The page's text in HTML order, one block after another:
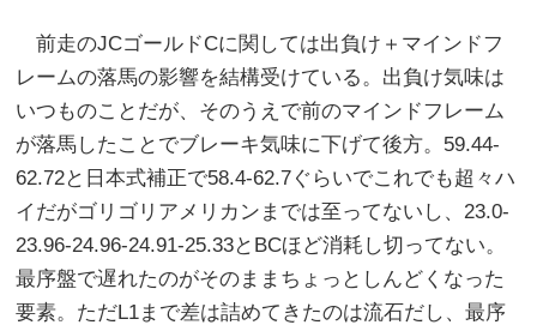
前走のJCゴールドCに関しては出負け＋マインドフ
レームの落馬の影響を結構受けている。出負け気味は
いつものことだが、そのうえで前のマインドフレーム
が落馬したことでブレーキ気味に下げて後方。59.44-
62.72と日本式補正で58.4-62.7ぐらいでこれでも超々ハ
イだがゴリゴリアメリカンまでは至ってないし、23.0-
23.96-24.96-24.91-25.33とBCほど消耗し切ってない。
最序盤で遅れたのがそのままちょっとしんどくなった
要素。ただL1まで差は詰めてきたのは流石だし、最序